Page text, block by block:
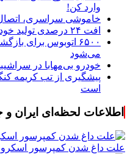
وارد کن!
خاموشی سراسری، اتصال
افت ۲۴ درصدی تولید خودرو در کشور
۶۵۰۰ اتوبوس برای
می‌شود
خودرو بی‌مهابا در
پیشگیری از تب کریمه
است
اطلاعات لحظه‌ای ایران و
علت داغ شدن کمپرسور اسکرو